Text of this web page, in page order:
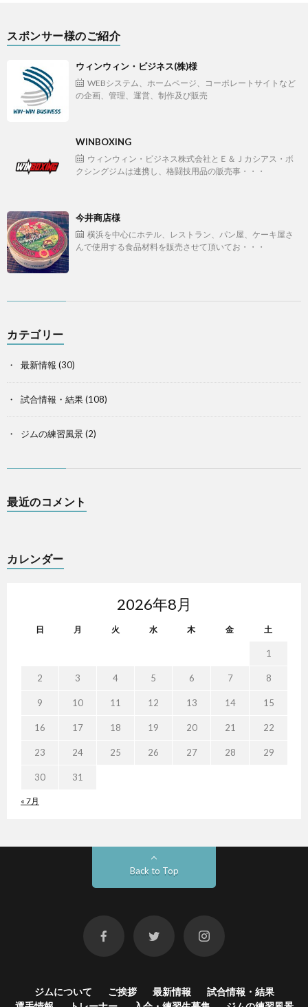
スポンサー様のご紹介
ウィンウィン・ビジネス(株)様
WEBシステム、ホームページ、コーポレートサイトなど
の企画、管理、運営、制作及び販売
WINBOXING
ウィンウィン・ビジネス株式会社とＥ＆Ｊカシアス・ボ
クシングジムは連携し、格闘技用品の販売事・・・
今井商店様
横浜を中心にホテル、レストラン、パン屋、ケーキ屋さ
んで使用する食品材料を販売させて頂いてお・・・
カテゴリー
最新情報 (30)
試合情報・結果(108)
ジムの練習風景(2)
最近のコメント
カレンダー
2026年8月
日 月 火 水 木 金 土
« 7月
1
2 3 4 5 6 7 8
9 10 11 12 13 14 15
16 17 18 19 20 21 22
23 24 25 26 27 28 29
30 31
Back to Top
ジムについて ご挨拶 最新情報
試合情報・結果